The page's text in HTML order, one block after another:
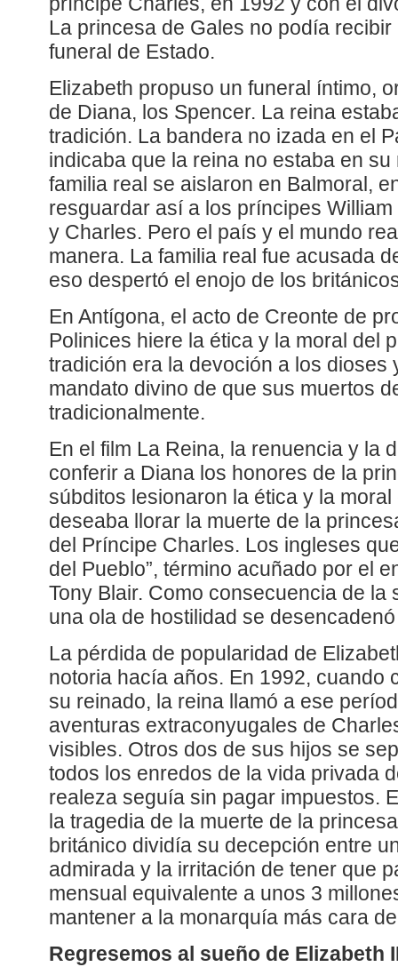
La princesa de Gales no podía
funeral de Estado.
Elizabeth propuso un funeral íntimo,
de Diana, los Spencer. La reina
tradición. La bandera no izada en el
indicaba que la reina no estaba en
familia real se aislaron en Balmoral,
resguardar así a los príncipes
y Charles. Pero el país y el mundo
manera. La familia real fue acusada
eso despertó el enojo de los
En Antígona, el acto de Creonte de
Polinices hiere la ética y la moral del
tradición era la devoción a los dioses
mandato divino de que sus muertos
tradicionalmente.
En el film La Reina, la renuencia y la
conferir a Diana los honores de la
súbditos lesionaron la ética y la
deseaba llorar la muerte de la
del Príncipe Charles. Los ingleses
del Pueblo”, término acuñado por el
Tony Blair. Como consecuencia de la
una ola de hostilidad se
La pérdida de popularidad de
notoria hacía años. En 1992, cuando
su reinado, la reina llamó a ese
aventuras extraconyugales de
visibles. Otros dos de sus hijos se
todos los enredos de la vida privada
realeza seguía sin pagar impuestos.
la tragedia de la muerte de la
británico dividía su decepción entre
admirada y la irritación de tener que
mensual equivalente a unos 3
mantener a la monarquía más cara
Regresemos al sueño de Elizabeth